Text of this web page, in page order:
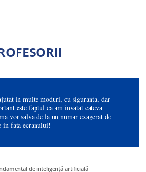
in multe moduri, cu siguranta, dar
este faptul ca am invatat cateva
vor salva de la un numar exagerat de
in fata ecranului!
de inteligență artificială